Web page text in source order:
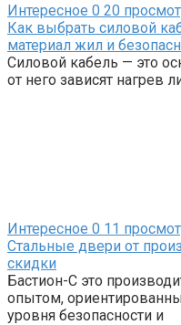
Интересное 0 20
Как выбрать силовой
материал жил и
Силовой кабель — это
от него зависят нагрев
Интересное 0 11
Стальные двери от
скидки
Бастион-С это
опытом,
уровня безопасности и